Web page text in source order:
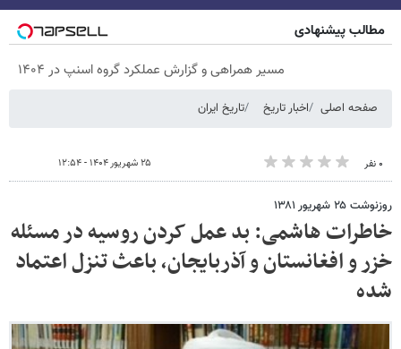
مطالب پیشنهادی
مسیر همراهی و گزارش عملکرد گروه اسنپ در ۱۴۰۴
صفحه اصلی اخبار تاریخ تاریخ ایران
۰ نفر ۲۵ شهریور ۱۴۰۴ - ۱۲:۵۴
روزنوشت ۲۵ شهریور ۱۳۸۱
خاطرات هاشمی: بد عمل ‌کردن روسیه در مسئله
خزر و افغانستان و آذربایجان، باعث تنزل اعتماد
شده